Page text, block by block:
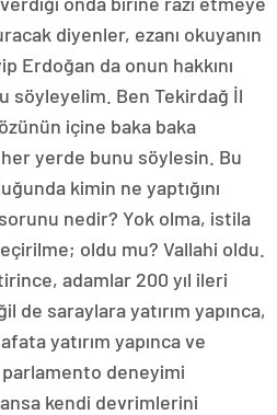
diyenler, ezanı okuyanın
Erdoğan da onun hakkını
söyleyelim. Ben Tekirdağ İl
içine baka baka
yerde bunu söylesin. Bu
kimin ne yaptığını
nedir? Yok olma, istila
oldu mu? Vallahi oldu.
adamlar 200 yıl ileri
de saraylara yatırım yapınca,
yatırım yapınca ve
parlamento deneyimi
kendi devrimlerini